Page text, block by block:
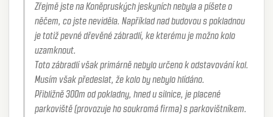
Zřejmě jste na Koněpruských jeskyních nebyla a píšete o
něčem, co jste neviděla. Například nad budovou s pokladnou
je totiž pevné dřevěné zábradlí, ke kterému je možno kolo
uzamknout.
Toto zábradlí však primárně nebylo určeno k odstavování kol.
Musím však předeslat, že kolo by nebylo hlídáno.
Přibližně 300m od pokladny, hned u silnice, je placené
parkoviště (provozuje ho soukromá firma) s parkovištníkem.